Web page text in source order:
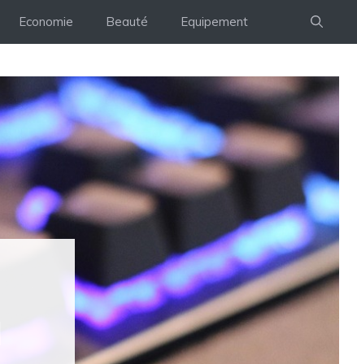
Economie Beauté Equipement